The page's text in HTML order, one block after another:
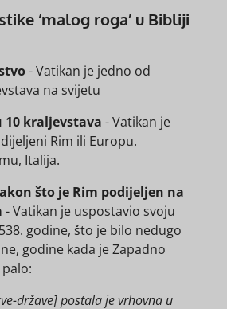
‘malog roga’ u Bibliji
- Vatikan je jedno od
na svijetu
10 kraljevstava - Vatikan je
Rim ili Europu.
Italija.
što je Rim podijeljen na
- Vatikan je uspostavio svoju
godine, što je bilo nedugo
godine kada je Zapadno
države] postala je vrhovna u